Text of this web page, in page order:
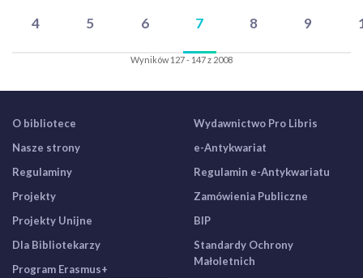
4 5 6 7 8 9
Wyników 127 - 147 z 2008
O bibliotece
Nasze strony
Regulaminy
Projekty
Projekty Unijne
Dla Bibliotekarzy
Program Erasmus+
Wydawnictwo Pro Libris
e-Antykwariat
Regulamin e-Antykwariatu
Zamówienia Publiczne
BIP
Standardy Ochrony
Małoletnich